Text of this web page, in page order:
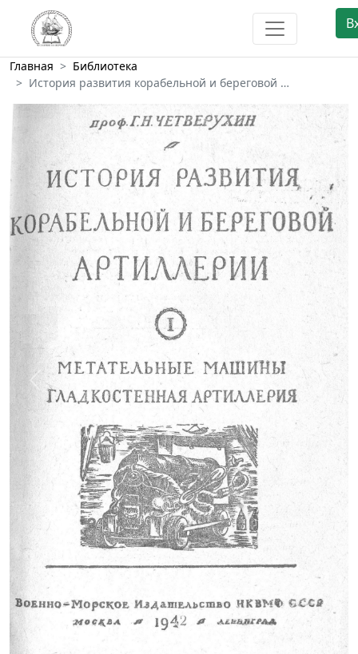
Главная
Библиотека
История развития корабельной и береговой …
Предыдущий